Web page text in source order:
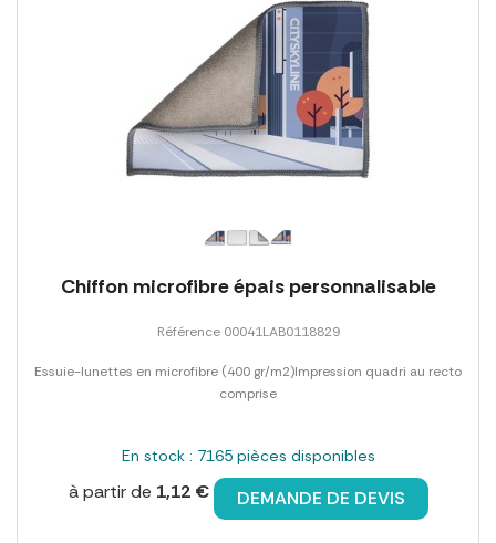
Chiffon microfibre épais personnalisable
Référence 00041LAB0118829
Essuie-lunettes en microfibre (400 gr/m2)Impression quadri au recto
comprise
En stock : 7165 pièces disponibles
à partir de 1,12 € DEMANDE DE DEVIS